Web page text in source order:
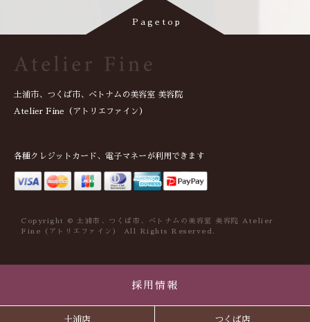
土浦市、つくば市、ベトナムの美容室 美容院
Atelier Fine（アトリエファイン）
各種クレジットカード、電子マネーが利用できます
Copyright © 土浦市、つくば市、ベトナムの美容室 美容院 Atelier
Fine（アトリエファイン） All Rights Reserved.
採用情報
土浦店 つくば店